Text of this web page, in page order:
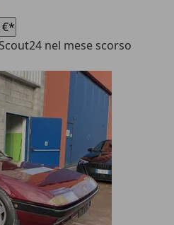
€*
nel mese scorso